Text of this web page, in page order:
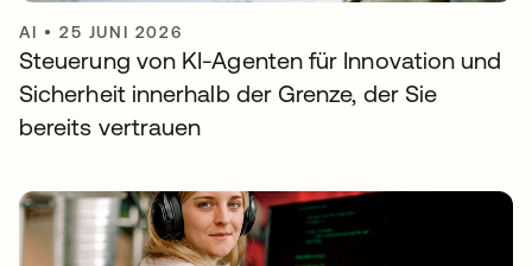
AI •25 JUNI 2026
Steuerung von KI-Agenten für Innovation und
Sicherheit innerhalb der Grenze, der Sie
bereits vertrauen